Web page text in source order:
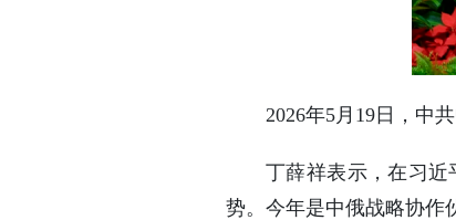
2026年5月19日，中
丁薛祥表示，在习
势。今年是中俄战略协作